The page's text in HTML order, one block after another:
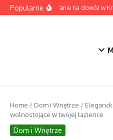
Przejdź do treści
PopularneKiedy pranie na dowóz w
Home / Dom i Wnętrze /
wolnostojące w twojej łazience
Dom i Wnętrze